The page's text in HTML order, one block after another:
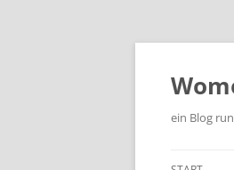
Zum
ein Blog